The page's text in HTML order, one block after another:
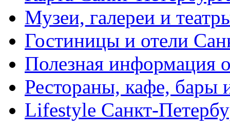
Музеи, галереи и
Гостиницы и отели
Полезная информация
Рестораны, кафе, бары
Lifestyle Санкт-